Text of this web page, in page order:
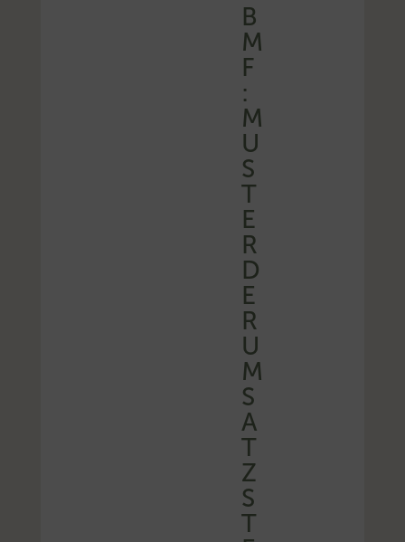
B
M
F
:
M
U
S
T
E
R
D
E
R
U
M
S
A
T
Z
S
T